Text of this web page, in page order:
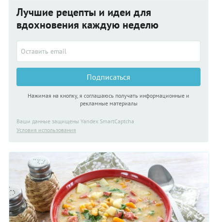
Лучшие рецепты и идеи для
вдохновения каждую неделю
Подписаться
Нажимая на кнопку, я соглашаюсь получать информационные и
рекламные материалы
Ваши данные защищены Yandex SmartCaptcha
Условия использования